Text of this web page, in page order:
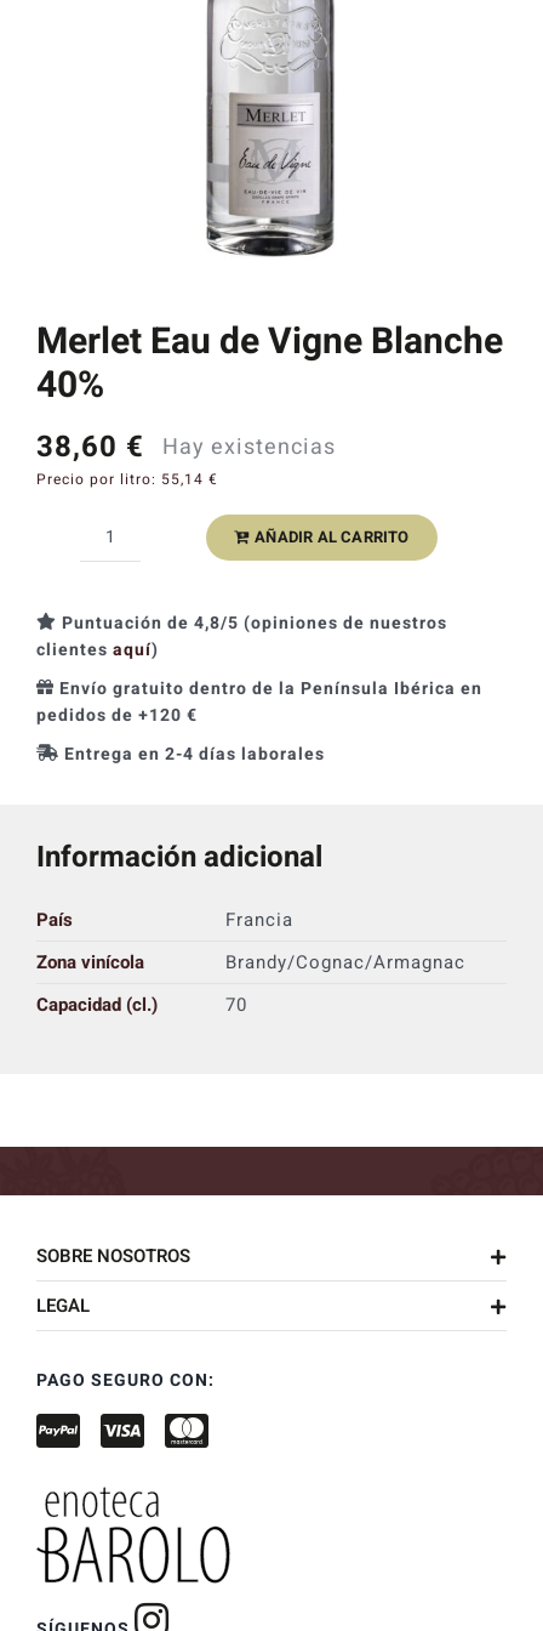
Merlet Eau de Vigne Blanche
40%
38,60 € Hay existencias
Precio por litro: 55,14 €
Merlet
Vigne
Blanche
40%
cantidad
AÑADIR AL CARRITO
Puntuación de 4,8/5 (opiniones de nuestros
clientes aquí)
Envío gratuito dentro de la Península Ibérica en
pedidos de +120 €
Entrega en 2-4 días laborales
Información adicional
País
Francia
Zona vinícola
Brandy/Cognac/Armagnac
Capacidad (cl.)
70
SOBRE NOSOTROS
LEGAL
PAGO SEGURO CON: